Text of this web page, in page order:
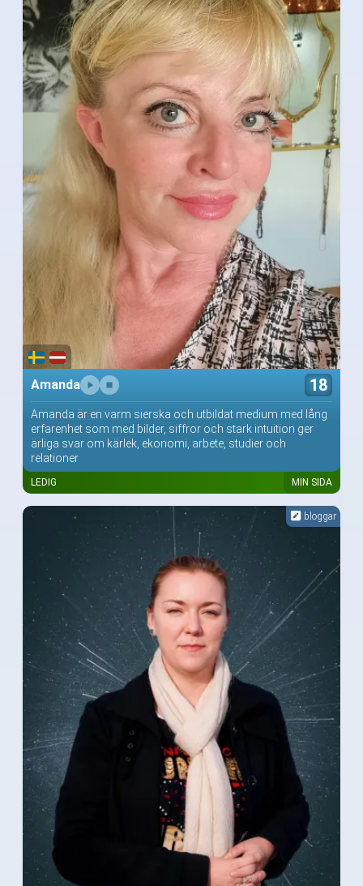
Amanda 18
Amanda är en varm sierska och utbildat medium med lång
erfarenhet som med bilder, siffror och stark intuition ger
ärliga svar om kärlek, ekonomi, arbete, studier och
relationer
LEDIG MIN SIDA
bloggar